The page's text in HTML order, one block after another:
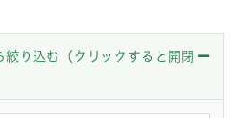
絞り込む（クリックすると開閉